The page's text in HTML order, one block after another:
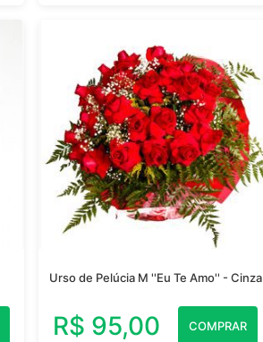
Urso de Pelúcia M ''Eu Te Amo'' - Cinza
R$ 95,00 COMPRAR